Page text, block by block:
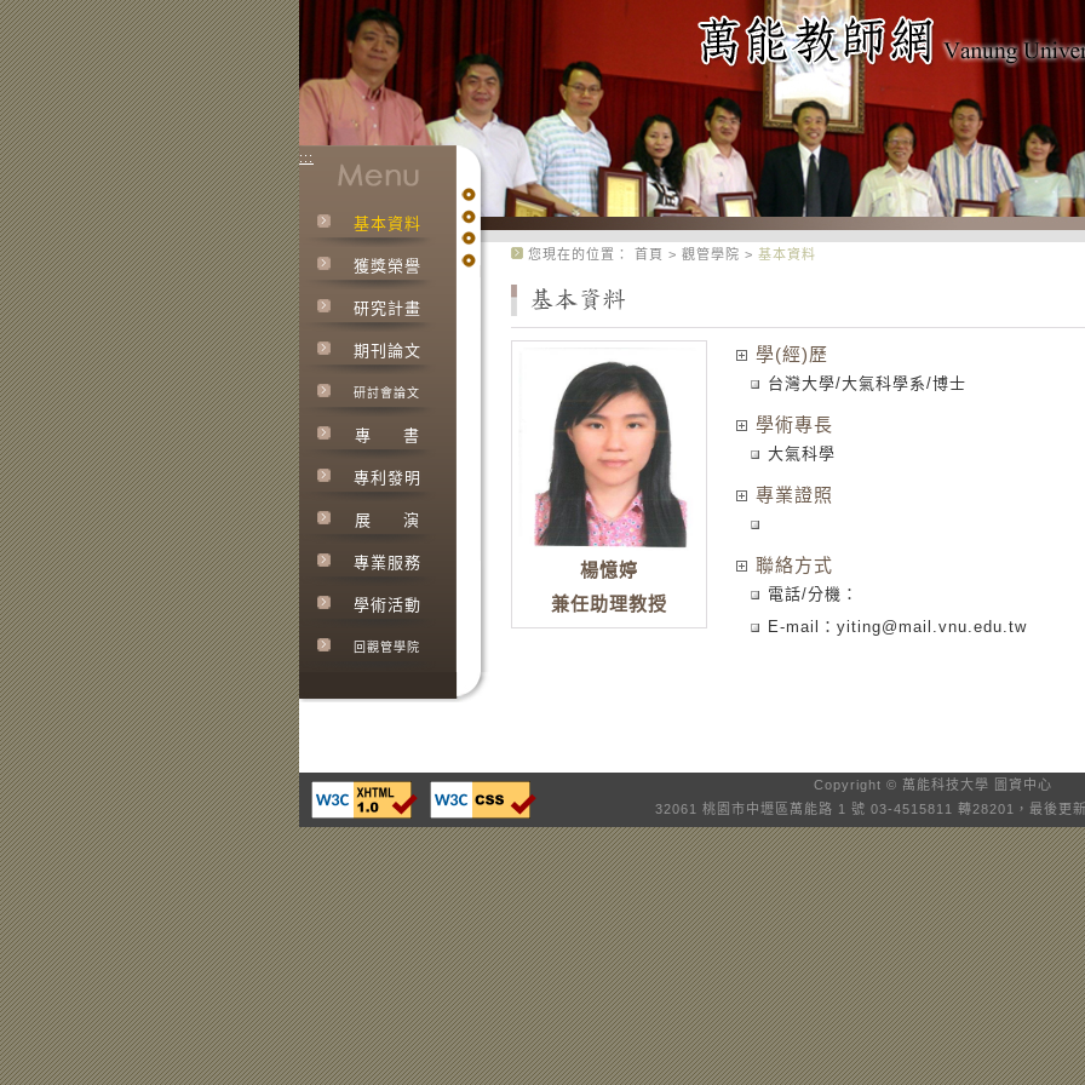
:::
基本資料
獲獎榮譽
研究計畫
期刊論文
研討會論文
專 書
專利發明
展 演
專業服務
學術活動
回觀管學院
您現在的位置： 首頁 > 觀管學院 > 基本資料
楊憶婷
兼任助理教授
學(經)歷
台灣大學/大氣科學系/博士
學術專長
大氣科學
專業證照
聯絡方式
電話/分機：
E-mail： yiting@mail.vnu.edu.tw
Copyright © 萬能科技大學 圖資中心
32061 桃園市中壢區萬能路 1 號 03-4515811 轉28201，最後更